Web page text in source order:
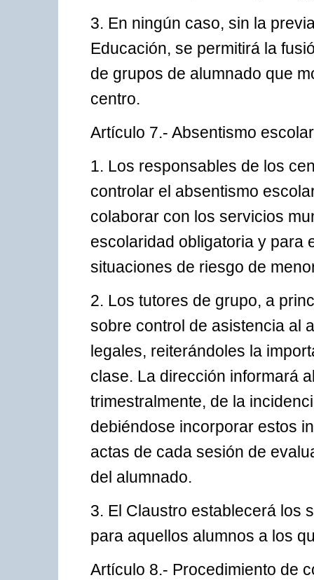
3. En ningún caso, sin la
Educación, se permitirá la
de grupos de alumnado que
centro.
Artículo 7.- Absentismo
1. Los responsables de los
controlar el absentismo
colaborar con los servicios
escolaridad obligatoria y para
situaciones de riesgo de
2. Los tutores de grupo, a
sobre control de asistencia al
legales, reiterándoles la
clase. La dirección informará
trimestralmente, de la
debiéndose incorporar estos
actas de cada sesión de
del alumnado.
3. El Claustro establecerá los
para aquellos alumnos a los
Artículo 8.- Procedimiento de